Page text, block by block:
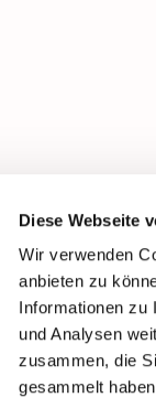
Diese Webseite
Wir verwenden
anbieten zu
Informationen zu
und Analysen
zusammen, die
gesammelt